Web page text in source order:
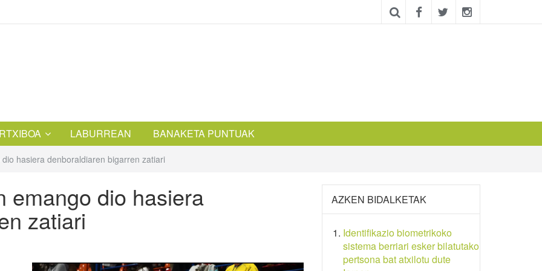
LABURREAN BANAKETA PUNTUAK
hasiera denboraldiaren bigarren zatiari
emango dio hasiera
zatiari
AZKEN BIDALKETAK
Identifikazio biometrikoko
sistema berriari esker bilatutako
pertsona bat atxilotu dute